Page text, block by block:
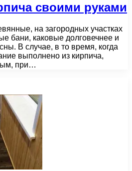
своими руками
на загородных участках
бани, каковые долговечнее и
В случае, в то время, когда
выполнено из кирпича,
при…